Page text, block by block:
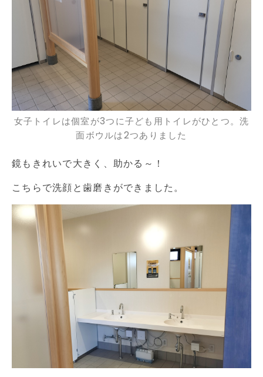
女子トイレは個室が3つに子ども用トイレがひとつ。洗
面ボウルは2つありました
鏡もきれいで大きく、助かる～！
こちらで洗顔と歯磨きができました。